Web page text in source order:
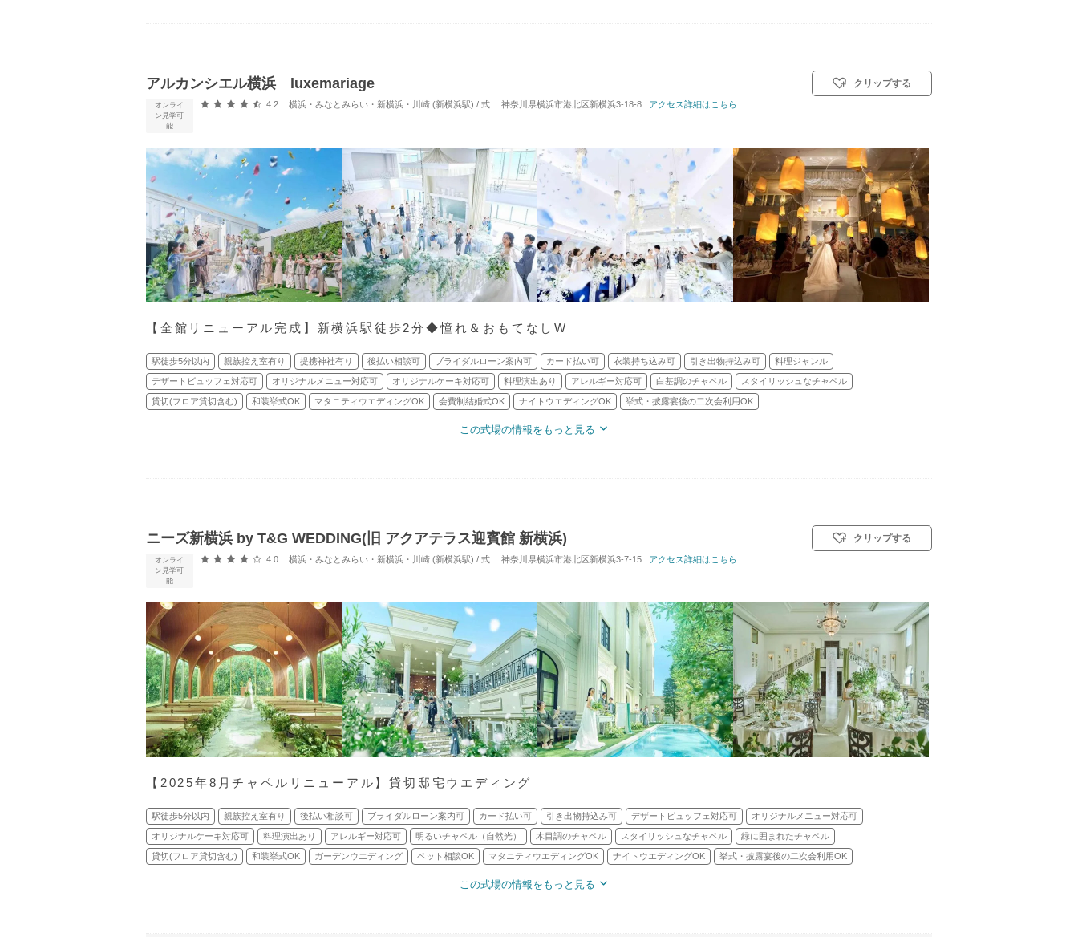
アルカンシエル横浜 luxemariage
オンライ
ン見学可
能
口コミ評価
4.2 横浜・みなとみらい・新横浜・川崎 (新横浜駅) / 式場・ゲストハウス 対応人数: 着席：20名 ～ 120名 挙式スタイル: 教会式(キリスト教式)／人前式／和装人前式
神奈川県横浜市港北区新横浜3-18-8 アクセス詳細はこちら
クリップする
【全館リニューアル完成】新横浜駅徒歩2分◆憧れ＆おもてなしW
駅徒歩5分以内 親族控え室有り 提携神社有り 後払い相談可 ブライダルローン案内可 カード払い可 衣装持ち込み可 引き出物持込み可 料理ジャンル
デザートビュッフェ対応可 オリジナルメニュー対応可 オリジナルケーキ対応可 料理演出あり アレルギー対応可 白基調のチャペル スタイリッシュなチャペル
貸切(フロア貸切含む) 和装挙式OK マタニティウエディングOK 会費制結婚式OK ナイトウエディングOK 挙式・披露宴後の二次会利用OK
この式場の情報をもっと見る
ニーズ新横浜 by T&G WEDDING(旧 アクアテラス迎賓館 新横浜)
オンライ
ン見学可
能
口コミ評価
4.0 横浜・みなとみらい・新横浜・川崎 (新横浜駅) / 式場・ゲストハウス 対応人数: 着席：10名 ～ 122名 挙式スタイル: 教会式(キリスト教式)／人前式
神奈川県横浜市港北区新横浜3-7-15 アクセス詳細はこちら
クリップする
【2025年8月チャペルリニューアル】貸切邸宅ウエディング
駅徒歩5分以内 親族控え室有り 後払い相談可 ブライダルローン案内可 カード払い可 引き出物持込み可 デザートビュッフェ対応可 オリジナルメニュー対応可
オリジナルケーキ対応可 料理演出あり アレルギー対応可 明るいチャペル（自然光） 木目調のチャペル スタイリッシュなチャペル 緑に囲まれたチャペル
貸切(フロア貸切含む) 和装挙式OK ガーデンウエディング ペット相談OK マタニティウエディングOK ナイトウエディングOK 挙式・披露宴後の二次会利用OK
この式場の情報をもっと見る